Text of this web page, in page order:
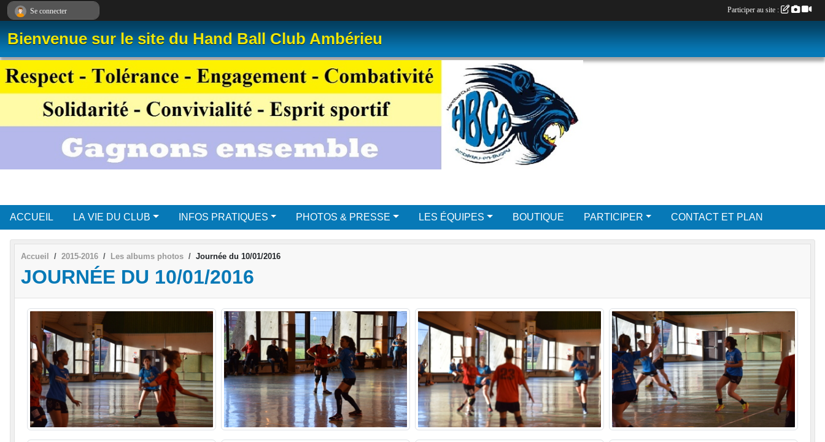
Bienvenue sur le site du Hand Ball Club Ambérieu
ACCUEIL LA VIE DU CLUB INFOS PRATIQUES PHOTOS & PRESSE LES ÉQUIPES BOUTIQUE PARTICIPER CONTACT ET PLAN
Accueil 2015-2016 Les albums photos Journée du 10/01/2016
JOURNÉE DU 10/01/2016
Se connecter Participer au site :
Panneau de gestion des cookies